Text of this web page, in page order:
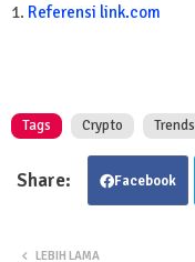
1. Referensi link.com
Tags Crypto Trends
Facebook
LEBIH LAMA